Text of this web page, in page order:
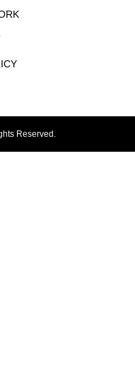
Reserved.